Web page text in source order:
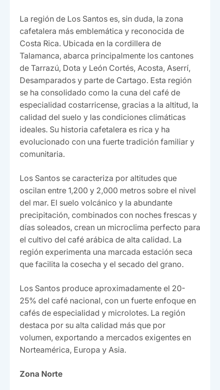
La región de Los Santos es, sin duda, la zona
cafetalera más emblemática y reconocida de
Costa Rica. Ubicada en la cordillera de
Talamanca, abarca principalmente los cantones
de Tarrazú, Dota y León Cortés, Acosta, Aserrí,
Desamparados y parte de Cartago. Esta región
se ha consolidado como la cuna del café de
especialidad costarricense, gracias a la altitud, la
calidad del suelo y las condiciones climáticas
ideales. Su historia cafetalera es rica y ha
evolucionado con una fuerte tradición familiar y
comunitaria.
Los Santos se caracteriza por altitudes que
oscilan entre 1,200 y 2,000 metros sobre el nivel
del mar. El suelo volcánico y la abundante
precipitación, combinados con noches frescas y
días soleados, crean un microclima perfecto para
el cultivo del café arábica de alta calidad. La
región experimenta una marcada estación seca
que facilita la cosecha y el secado del grano.
Los Santos produce aproximadamente el 20-
25% del café nacional, con un fuerte enfoque en
cafés de especialidad y microlotes. La región
destaca por su alta calidad más que por
volumen, exportando a mercados exigentes en
Norteamérica, Europa y Asia.
Zona Norte